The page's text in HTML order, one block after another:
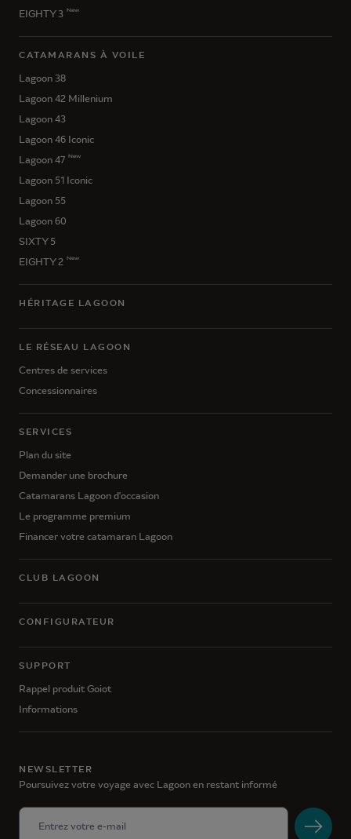
EIGHTY 3 New
CATAMARANS À VOILE
Lagoon 38
Lagoon 42 Millenium
Lagoon 43
Lagoon 46 Iconic
Lagoon 47 New
Lagoon 51 Iconic
Lagoon 55
Lagoon 60
SIXTY 5
EIGHTY 2 New
HÉRITAGE LAGOON
LE RÉSEAU LAGOON
Centres de services
Concessionnaires
SERVICES
Plan du site
Demander une brochure
Catamarans Lagoon d'occasion
Le programme premium
Financer votre catamaran Lagoon
CLUB LAGOON
CONFIGURATEUR
SUPPORT
Rappel produit Goiot
Informations
NEWSLETTER
Poursuivez votre voyage avec Lagoon en restant informé